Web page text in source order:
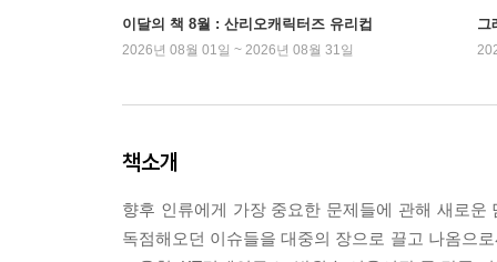
이달의 책 8월 : 산리오캐릭터즈 유리컵
2026년 08월 01일 ~ 2026년 08월 31일
그
책소개
향후 인류에게 가장 중요한 문제들에 관해 새로
독점해오던 이슈들을 대중의 장으로 끌고 나옴으